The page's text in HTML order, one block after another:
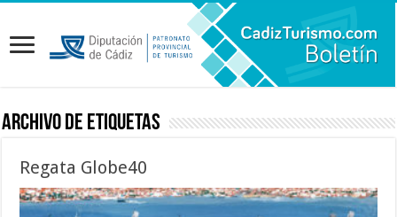
Archivo de etiquetas
Regata Globe40